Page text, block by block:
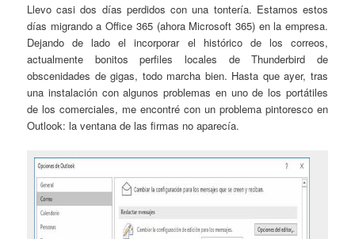
Llevo casi dos días perdidos con una tontería. Estamos estos
días migrando a Office 365 (ahora Microsoft 365) en la empresa.
Dejando de lado el incorporar el histórico de los correos,
actualmente bonitos perfiles locales de Thunderbird de
obscenidades de gigas, todo marcha bien. Hasta que ayer, tras
una instalación con algunos problemas en uno de los portátiles
de los comerciales, me encontré con un problema pintoresco en
Outlook: la ventana de las firmas no aparecía.